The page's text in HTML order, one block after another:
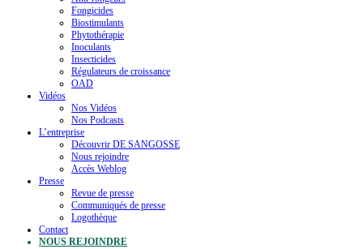
Fongicides
Biostimulants
Phytothérapie
Inoculants
Insecticides
Régulateurs de croissance
OAD
Vidéos
Nos Vidéos
Nos Podcasts
L’entreprise
Découvrir DE SANGOSSE
Nous rejoindre
Accès Weblog
Presse
Revue de presse
Communiqués de presse
Logothèque
Contact
NOUS REJOINDRE